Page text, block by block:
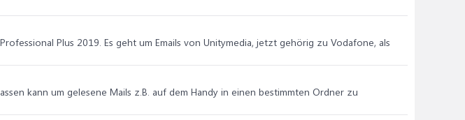
Plus 2019. Es geht um Emails von Unitymedia, jetzt gehörig zu Vodafone, als
kann um gelesene Mails z.B. auf dem Handy in einen bestimmten Ordner zu